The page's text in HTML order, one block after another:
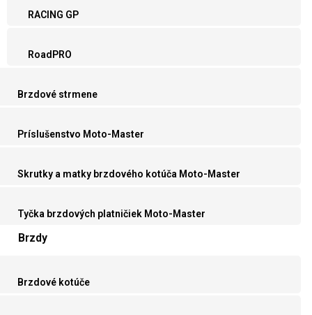
RACING GP
RoadPRO
Brzdové strmene
Príslušenstvo Moto-Master
Skrutky a matky brzdového kotúča Moto-Master
Tyčka brzdových platničiek Moto-Master
Brzdy
Brzdové kotúče